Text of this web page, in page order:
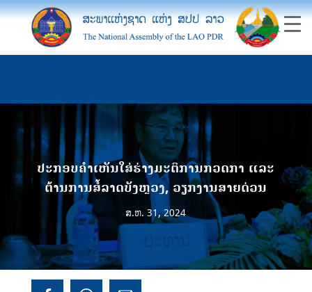
ປະກອບຄໍາເຫັນໃສ່ຮ່າງມະຕິການກວດກາ ແລະ
ຕ້ານການສໍ້ລາດບັງຫຼວງ, ວຽກງານສາຍດ່ວນ
ສ.ຫ. 31, 2024